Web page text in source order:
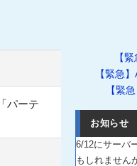
パーテ
【
【緊急
【緊
お知らせ
6/12にサーバ
もしれません